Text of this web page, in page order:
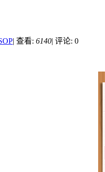
| 查看: 6140| 评论: 0